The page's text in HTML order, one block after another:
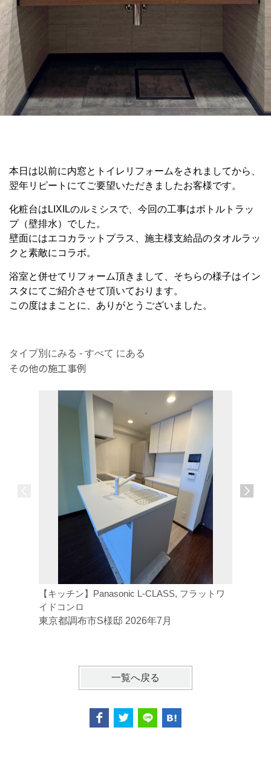
本日は以前に内窓とトイレリフォームをされましてから、
翌年リピートにてご要望いただきましたお客様です。
化粧台はLIXILのルミシスで、今回の工事はボトルトラッ
プ（壁排水）でした。
壁面にはエコカラットプラス、施主様支給品のタオルラッ
クと素敵にコラボ。
浴室と併せてリフォーム頂きまして、そちらの様子はイン
スタにてご紹介させて頂いております。
この度はまことに、ありがとうございました。
タイプ別にみる - すべて にある
その他の施工事例
【キッチン】Panasonic L-CLASS, フラットワ
イドコンロ
東京都調布市S様邸 2026年7月
一覧へ戻る